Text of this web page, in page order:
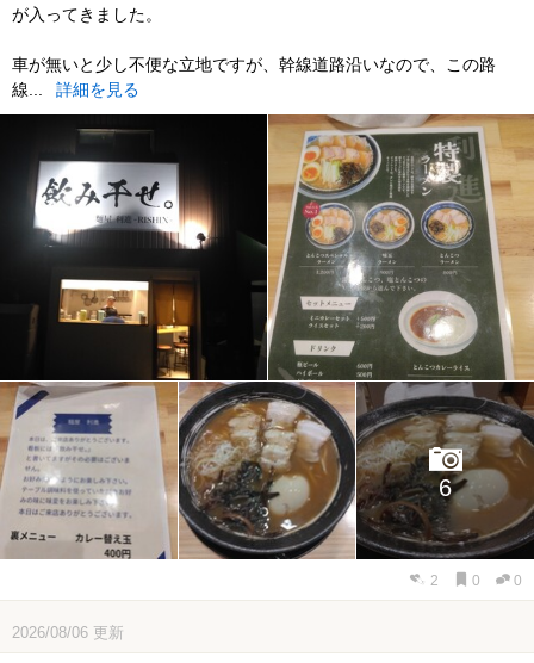
が入ってきました。
車が無いと少し不便な立地ですが、幹線道路沿いなので、この路
線...
詳細を見る
6
2 0 0
2026/08/06 更新